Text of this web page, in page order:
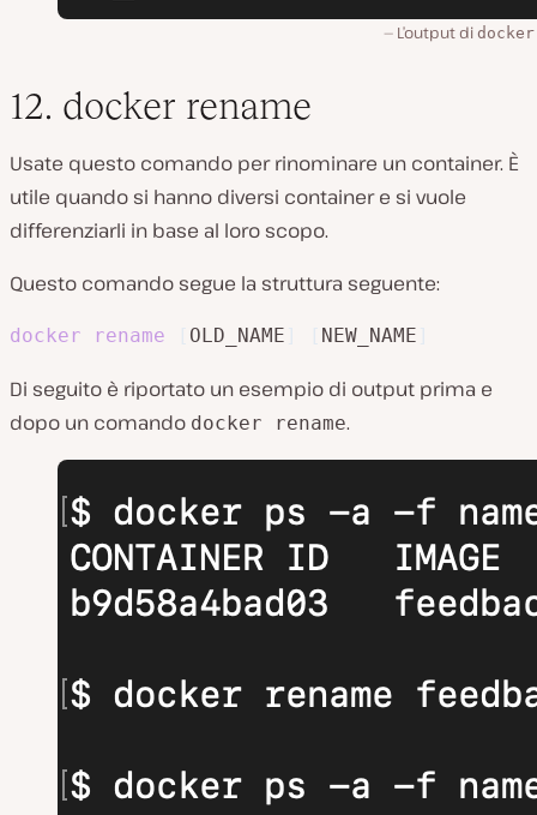
L’output di
12. docker rename
Usate questo comando per rinominare un container. È
utile quando si hanno diversi container e si vuole
differenziarli in base al loro scopo.
Questo comando segue la struttura seguente:
docker rename OLD_NAME NEW_NAME
Di seguito è riportato un esempio di output prima e
dopo un comando docker rename.